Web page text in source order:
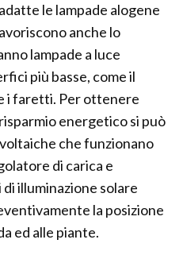
le lampade alogene
anche lo
lampade a luce
più basse, come il
i faretti. Per ottenere
energetico si può
che funzionano
di carica e
illuminazione solare
la posizione
ed alle piante.